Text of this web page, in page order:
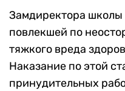
Замдиректора школы
повлекшей по
тяжкого вреда
Наказание по этой
принудительных